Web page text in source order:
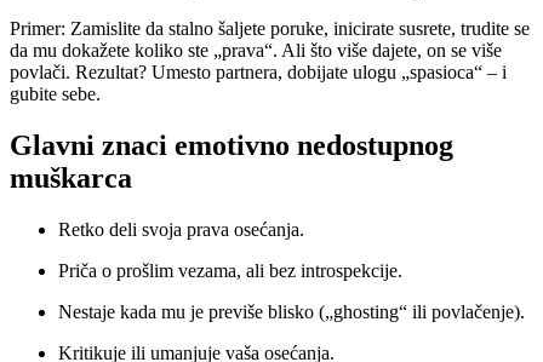
Primer: Zamislite da stalno šaljete poruke, inicirate susrete, trudite se
da mu dokažete koliko ste „prava“. Ali što više dajete, on se više
povlači. Rezultat? Umesto partnera, dobijate ulogu „spasioca“ – i
gubite sebe.
Glavni znaci emotivno nedostupnog
muškarca
Retko deli svoja prava osećanja.
Priča o prošlim vezama, ali bez introspekcije.
Nestaje kada mu je previše blisko („ghosting“ ili povlačenje).
Kritikuje ili umanjuje vaša osećanja.